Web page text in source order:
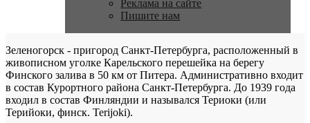
Реклама на сайте
Пишите нам
Зеленогорск - пригород Санкт-Петербурга, расположенный в
живописном уголке Карельского перешейка на берегу
Финского залива в 50 км от Питера. Административно входит
в состав Курортного района Санкт-Петербурга. До 1939 года
входил в состав Финляндии и назывался Териоки (или
Терийоки, финск. Terijoki).